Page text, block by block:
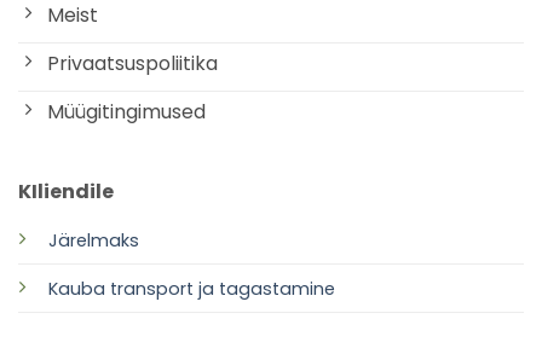
KIliendile
Järelmaks
Kauba transport ja tagastamine
Meist
Privaatsuspoliitika
Müügitingimused